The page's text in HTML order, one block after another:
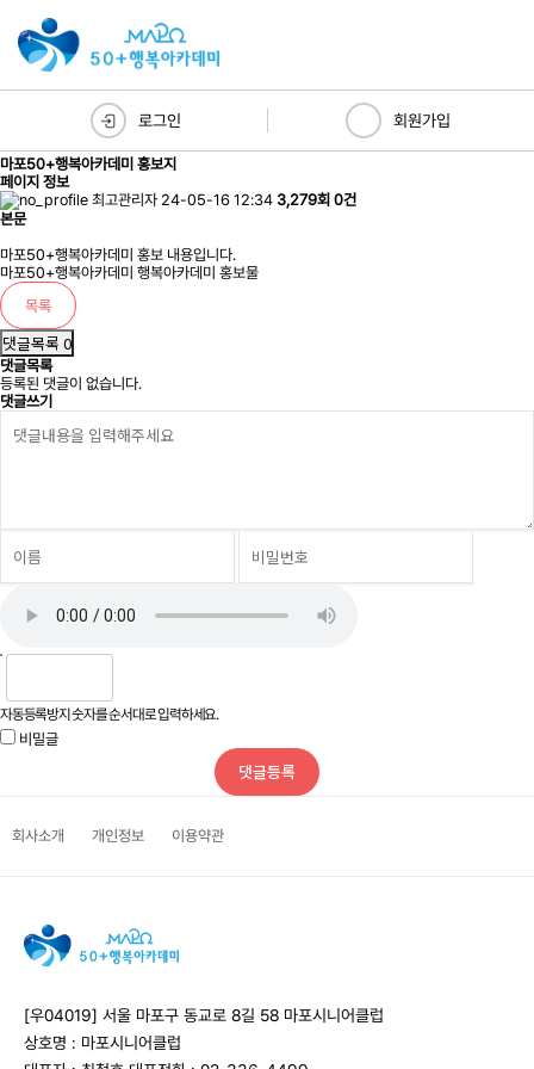
로그인 회원가입
마포50+행복아카데미 홍보지
페이지 정보
최고관리자 24-05-16 12:34 3,279회 0건
본문
마포50+행복아카데미 홍보 내용입니다.
마포50+행복아카데미 행복아카데미 홍보물
목록
댓글목록 0
댓글목록
등록된 댓글이 없습니다.
댓글쓰기
자동등록방지 숫자를 순서대로 입력하세요.
비밀글
회사소개 개인정보 이용약관
[우04019] 서울 마포구 동교로 8길 58 마포시니어클럽
상호명 : 마포시니어클럽